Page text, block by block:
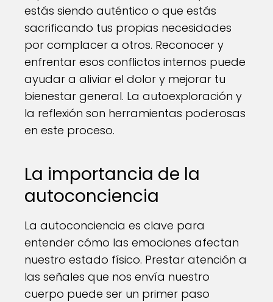
estás siendo auténtico o que estás
sacrificando tus propias necesidades
por complacer a otros. Reconocer y
enfrentar esos conflictos internos puede
ayudar a aliviar el dolor y mejorar tu
bienestar general. La autoexploración y
la reflexión son herramientas poderosas
en este proceso.
La importancia de la
autoconciencia
La autoconciencia es clave para
entender cómo las emociones afectan
nuestro estado físico. Prestar atención a
las señales que nos envía nuestro
cuerpo puede ser un primer paso